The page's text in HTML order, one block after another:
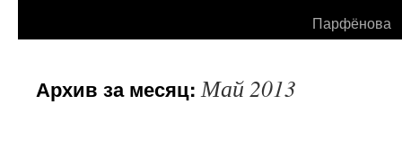
Парфёнова
Архив за месяц:Май 2013